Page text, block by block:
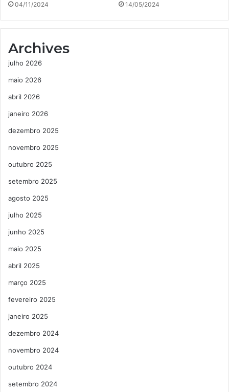
04/11/2024 14/05/2024
Archives
julho 2026
maio 2026
abril 2026
janeiro 2026
dezembro 2025
novembro 2025
outubro 2025
setembro 2025
agosto 2025
julho 2025
junho 2025
maio 2025
abril 2025
março 2025
fevereiro 2025
janeiro 2025
dezembro 2024
novembro 2024
outubro 2024
setembro 2024